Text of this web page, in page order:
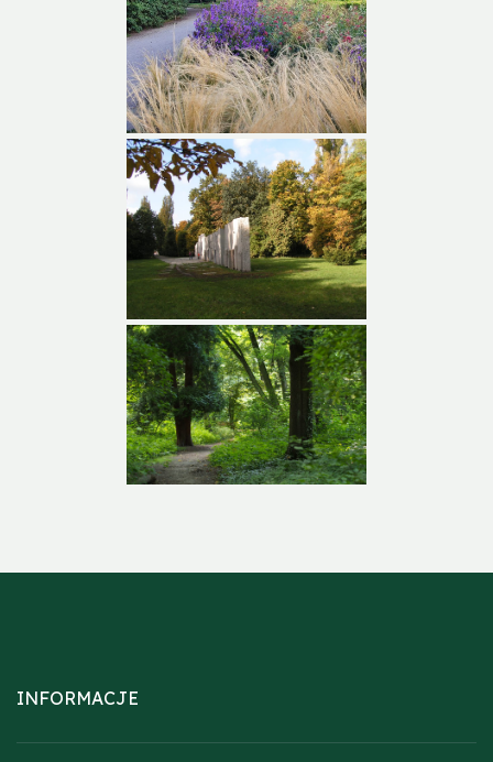
Wejście do parku od
strony Hallera –
rabata kwiatowa
Park Grabiszyński
INFORMACJE